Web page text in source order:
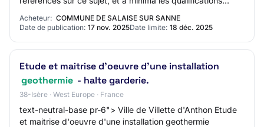
Acheteur: COMMUNE DE SALAISE SUR SANNE
Date de publication: 17 nov. 2025Date limite: 18 déc. 2025
Etude et maitrise d'oeuvre d'une installation
geothermie - halte garderie.
38-Isère · West Europe · France
text-neutral-base pr-6"> Ville de Villette d'Anthon Etude
et maitrise d'oeuvre d'une installation geothermie